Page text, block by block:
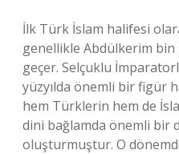
İlk Türk İslam halifesi
genellikle Abdülkerim bin
geçer. Selçuklu
yüzyılda önemli bir figür
hem Türklerin hem de
dini bağlamda önemli bir
oluşturmuştur. O